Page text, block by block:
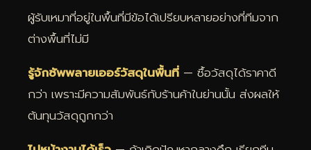
ผู้รับเหมาที่อยู่ในพื้นที่มีข้อได้เปรียบหลายอย่างที่ทีมจาก
ต่างพื้นที่ไม่มี
รู้จักซัพพลายเออร์วัสดุในพื้นที่ — ซื้อวัสดุได้ราคาดี
กว่า เพราะมีความสัมพันธ์กับร้านค้าในย่านนั้น ส่งผลให้
ต้นทุนวัสดุถูกกว่า